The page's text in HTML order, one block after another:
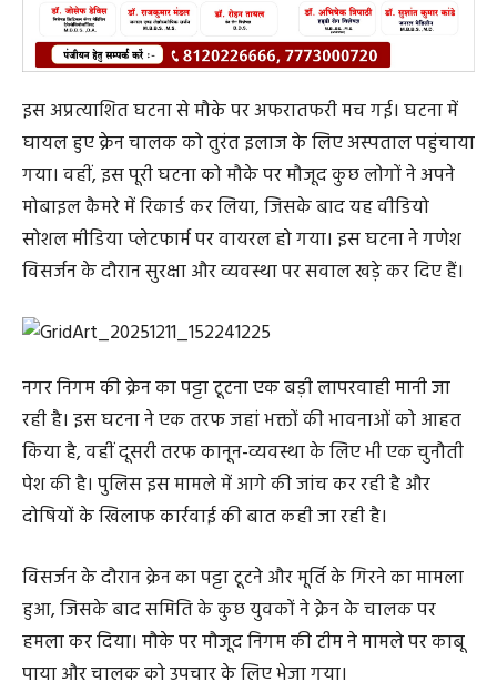
इस अप्रत्याशित घटना से मौके पर अफरातफरी मच गई। घटना में
घायल हुए क्रेन चालक को तुरंत इलाज के लिए अस्पताल पहुंचाया
गया। वहीं, इस पूरी घटना को मौके पर मौजूद कुछ लोगों ने अपने
मोबाइल कैमरे में रिकार्ड कर लिया, जिसके बाद यह वीडियो
सोशल मीडिया प्लेटफार्म पर वायरल हो गया। इस घटना ने गणेश
विसर्जन के दौरान सुरक्षा और व्यवस्था पर सवाल खड़े कर दिए हैं।
नगर निगम की क्रेन का पट्टा टूटना एक बड़ी लापरवाही मानी जा
रही है। इस घटना ने एक तरफ जहां भक्तों की भावनाओं को आहत
किया है, वहीं दूसरी तरफ कानून-व्यवस्था के लिए भी एक चुनौती
पेश की है। पुलिस इस मामले में आगे की जांच कर रही है और
दोषियों के खिलाफ कार्रवाई की बात कही जा रही है।
विसर्जन के दौरान क्रेन का पट्टा टूटने और मूर्ति के गिरने का मामला
हुआ, जिसके बाद समिति के कुछ युवकों ने क्रेन के चालक पर
हमला कर दिया। मौके पर मौजूद निगम की टीम ने मामले पर काबू
पाया और चालक को उपचार के लिए भेजा गया।